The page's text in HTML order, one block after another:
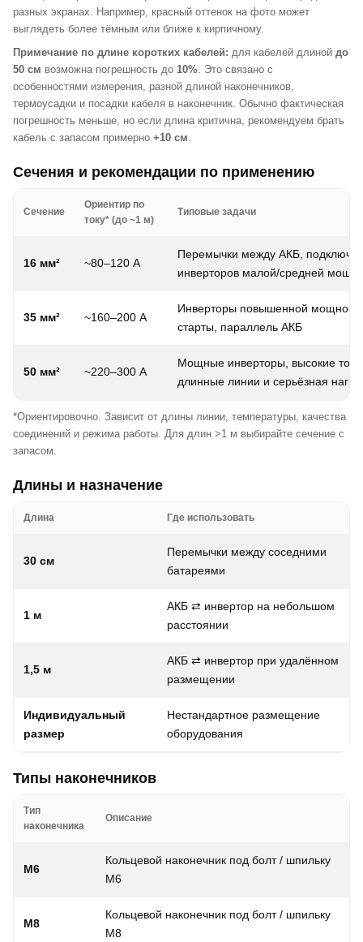
разных экранах. Например, красный оттенок на фото может
выглядеть более тёмным или ближе к кирпичному.
Примечание по длине коротких кабелей: для кабелей длиной до
50 см возможна погрешность до 10%. Это связано с
особенностями измерения, разной длиной наконечников,
термоусадки и посадки кабеля в наконечник. Обычно фактическая
погрешность меньше, но если длина критична, рекомендуем брать
кабель с запасом примерно +10 см.
Сечения и рекомендации по применению
Сечение
Ориентир по
току* (до ~1 м)
Типовые задачи
16 мм² ~80–120 А
Перемычки между АКБ,
инверторов малой/средней
35 мм² ~160–200 А
Инверторы повышенной
старты, параллель АКБ
50 мм² ~220–300 А
Мощные инверторы, высокие
длинные линии и серьёзная
*Ориентировочно. Зависит от длины линии, температуры, качества
соединений и режима работы. Для длин >1 м выбирайте сечение с
запасом.
Длины и назначение
Длина Где использовать
30 см
Перемычки между соседними
батареями
1 м
АКБ ⇄ инвертор на небольшом
расстоянии
1,5 м
АКБ ⇄ инвертор при удалённом
размещении
Индивидуальный
размер
Нестандартное размещение
оборудования
Типы наконечников
Тип
наконечника
Описание
M6
Кольцевой наконечник под болт / шпильку
M6
M8
Кольцевой наконечник под болт / шпильку
M8